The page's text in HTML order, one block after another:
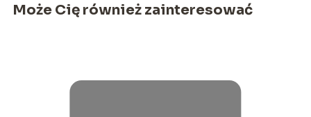
Może Cię również zainteresować